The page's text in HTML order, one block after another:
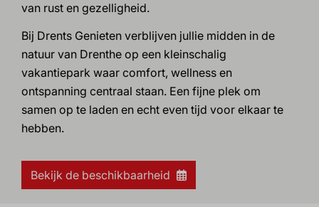
van rust en gezelligheid.
Bij Drents Genieten verblijven jullie midden in de
natuur van Drenthe op een kleinschalig
vakantiepark waar comfort, wellness en
ontspanning centraal staan. Een fijne plek om
samen op te laden en echt even tijd voor elkaar te
hebben.
Bekijk de beschikbaarheid